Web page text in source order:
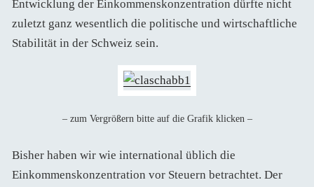
Entwicklung der Einkommenskonzentration dürfte nicht
zuletzt ganz wesentlich die politische und wirtschaftliche
Stabilität in der Schweiz sein.
– zum Vergrößern bitte auf die Grafik klicken –
Bisher haben wir wie international üblich die
Einkommenskonzentration vor Steuern betrachtet. Der